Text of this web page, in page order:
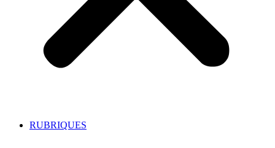
RUBRIQUES